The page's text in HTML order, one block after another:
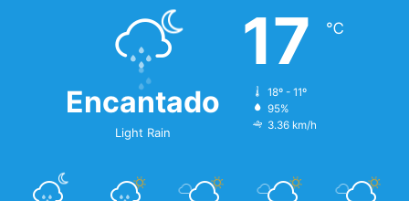
Encantado
Light Rain
17 ℃
18º - 11º
95%
3.36 km/h